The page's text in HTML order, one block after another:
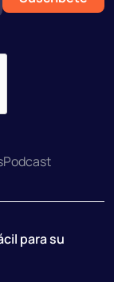
Podcast
para su